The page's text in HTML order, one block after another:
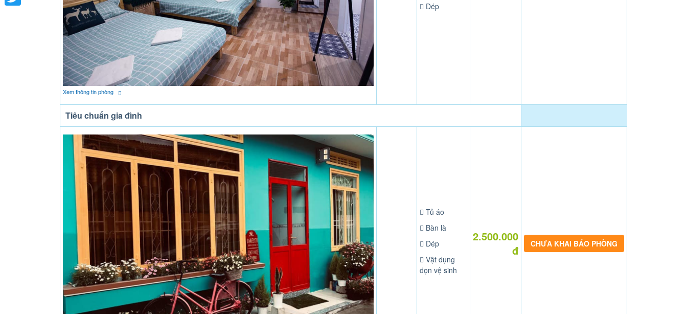
Xem thông tin phòng
Dép
Tiêu chuẩn gia đình
Tủ áo
Bàn là
Dép
Vật dụng
dọn vệ sinh
2.500.000
đ
CHƯA KHAI BÁO PHÒNG